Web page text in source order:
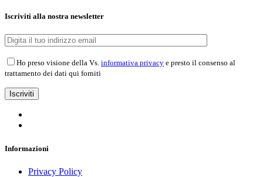
Iscriviti alla nostra newsletter
Ho preso visione della Vs. informativa privacy e presto il consenso al
trattamento dei dati qui forniti
Informazioni
Privacy Policy